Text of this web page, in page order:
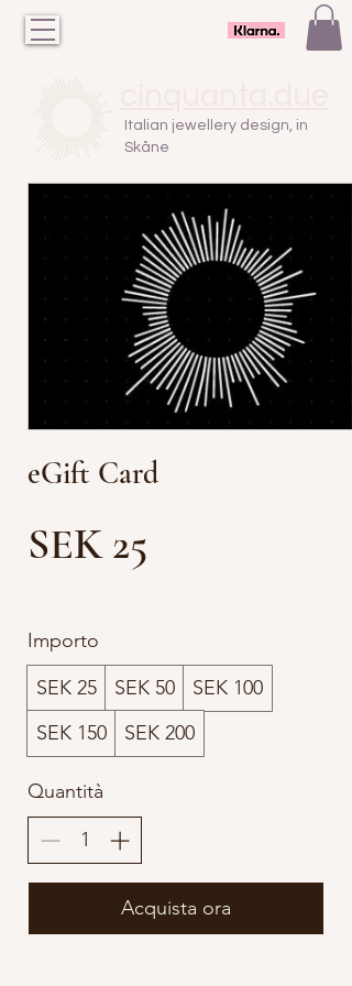
Italian jewellery design, in
Skåne
eGift Card
SEK 25
Importo
SEK 25
SEK 50
SEK 100
SEK 150
SEK 200
Quantità
Acquista ora